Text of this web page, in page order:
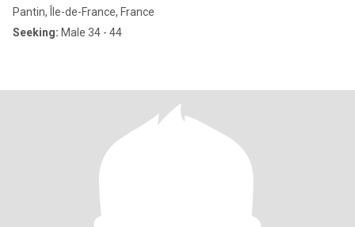
Pantin, Île-de-France, France
Seeking: Male 34 - 44